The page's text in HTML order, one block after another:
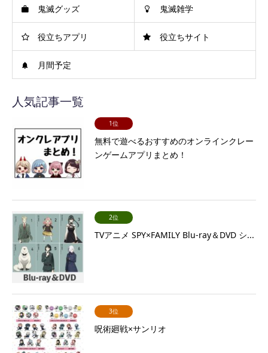
鬼滅グッズ 鬼滅雑学
役立ちアプリ 役立ちサイト
月間予定
人気記事一覧
1位
無料で遊べるおすすめのオンラインクレー
ンゲームアプリまとめ！
2位
TVアニメ SPY×FAMILY Blu-ray＆DVD シ...
3位
呪術廻戦×サンリオ